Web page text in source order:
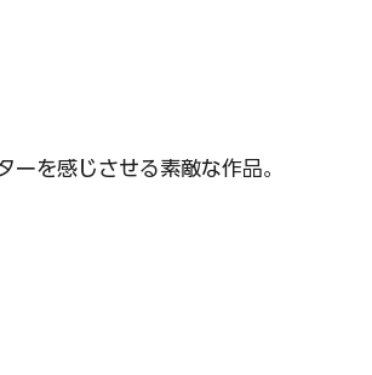
ーを感じさせる素敵な作品。